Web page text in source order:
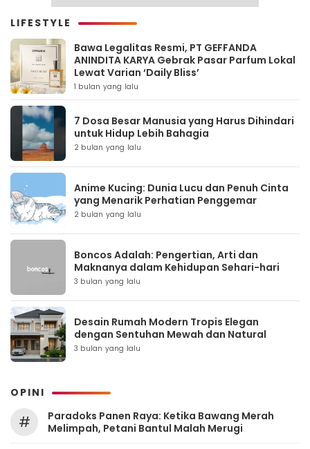
LIFESTYLE
Bawa Legalitas Resmi, PT GEFFANDA
ANINDITA KARYA Gebrak Pasar Parfum Lokal
Lewat Varian ‘Daily Bliss’
1 bulan yang lalu
7 Dosa Besar Manusia yang Harus Dihindari
untuk Hidup Lebih Bahagia
2 bulan yang lalu
Anime Kucing: Dunia Lucu dan Penuh Cinta
yang Menarik Perhatian Penggemar
2 bulan yang lalu
Boncos Adalah: Pengertian, Arti dan
Maknanya dalam Kehidupan Sehari-hari
3 bulan yang lalu
Desain Rumah Modern Tropis Elegan
dengan Sentuhan Mewah dan Natural
3 bulan yang lalu
OPINI
#
Paradoks Panen Raya: Ketika Bawang Merah
Melimpah, Petani Bantul Malah Merugi